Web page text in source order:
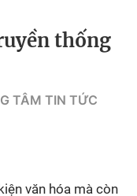
thống
TÂM TIN TỨC
văn hóa mà còn